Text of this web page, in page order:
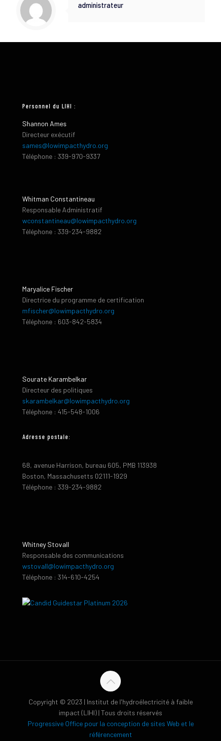
administrateur
Personnel du LIHI :
Shannon Ames
Directeur exécutif
sames@lowimpacthydro.org
Téléphone : 339-970-9337
Whitman Constantineau
Responsable Administratif
wconstantineau@lowimpacthydro.org
Téléphone : 339-234-9882
Maryalice Fischer
Directrice du programme de certification
mfischer@lowimpacthydro.org
Téléphone : 603-842-5834
Sourate Karambelkar
Directeur des politiques
skarambelkar@lowimpacthydro.org
Téléphone : 415-548-1006
Adresse postale:
68, avenue Harrison, bureau 605, PMB 113938
Boston, Massachusetts 02111-1929
Téléphone : 339-234-9882
Whitney Stovall
Responsable des communications
wstovall@lowimpacthydro.org
Téléphone : 314-610-4254
Copyright © 2023 | Institut de l'hydroélectricité à faible
impact (LIHI) | Tous droits réservés
Progressive Office pour la conception de sites Web et le
référencement